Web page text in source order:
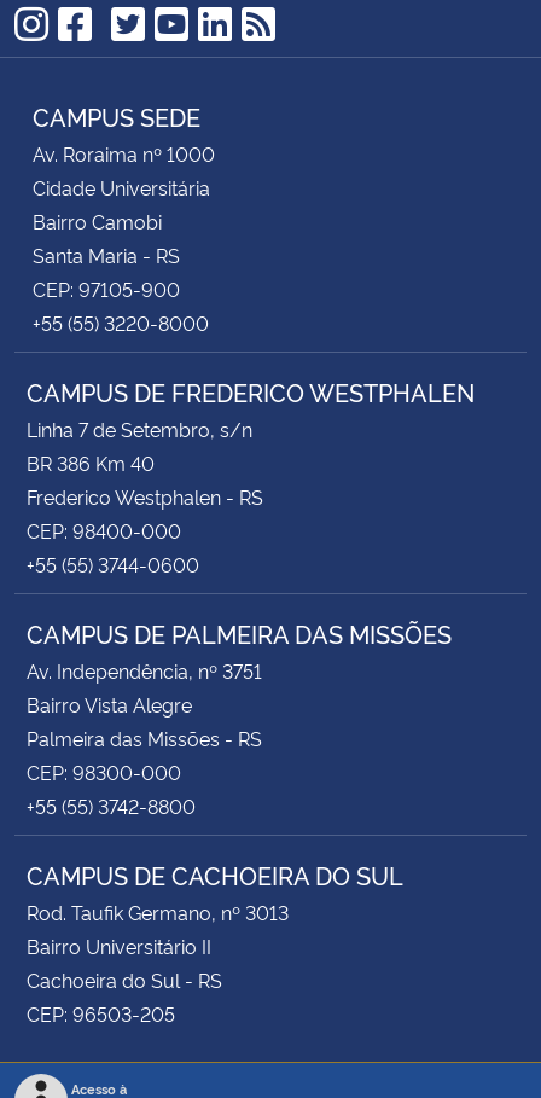
Instagram
Facebook
TikTok
Twitter
YouTube
LinkedIn
RSS
CAMPUS SEDE
Av. Roraima nº 1000
Cidade Universitária
Bairro Camobi
Santa Maria - RS
CEP: 97105-900
+55 (55) 3220-8000
CAMPUS DE FREDERICO WESTPHALEN
Linha 7 de Setembro, s/n
BR 386 Km 40
Frederico Westphalen - RS
CEP: 98400-000
+55 (55) 3744-0600
CAMPUS DE PALMEIRA DAS MISSÕES
Av. Independência, nº 3751
Bairro Vista Alegre
Palmeira das Missões - RS
CEP: 98300-000
+55 (55) 3742-8800
CAMPUS DE CACHOEIRA DO SUL
Rod. Taufik Germano, nº 3013
Bairro Universitário II
Cachoeira do Sul - RS
CEP: 96503-205
Acesso à